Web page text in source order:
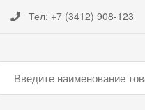
Тел: +7 (3412) 908-123